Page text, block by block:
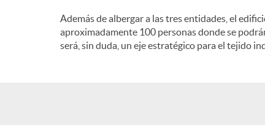
Además de albergar a las tres entidades, el
aproximadamente 100 personas donde se
será, sin duda, un eje estratégico para el tejido